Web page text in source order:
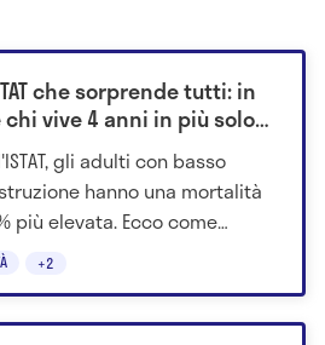
+2
che sorprende tutti: in
vive 4 anni in più solo
fattore
gli adulti con basso
hanno una mortalità
più elevata. Ecco come
e salute influenzano la